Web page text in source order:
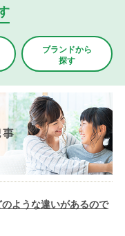
ブランドから
探す
ような違いがあるので